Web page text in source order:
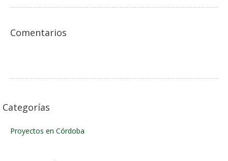
Comentarios
Categorías
Proyectos en Córdoba